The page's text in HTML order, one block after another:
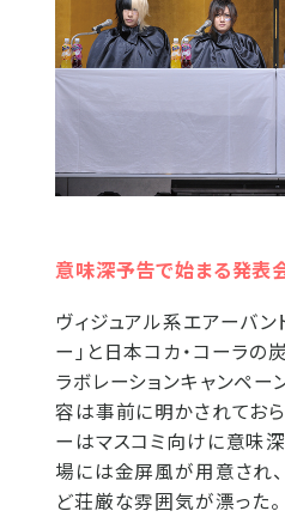
意味深予告で始まる発表
ヴィジュアル系エアーバン
ー」と日本コカ・コーラの
ラボレーションキャンペー
容は事前に明かされてお
ーはマスコミ向けに意味
場には金屏風が用意され
ど荘厳な雰囲気が漂った。